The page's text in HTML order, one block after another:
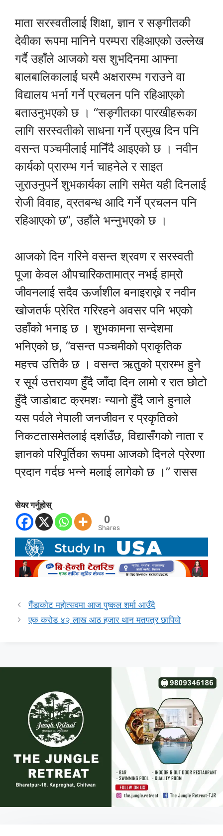
माता सरस्वतीलाई शिक्षा, ज्ञान र सङ्गीतकी
देवीका रूपमा मानिने परम्परा रहिआएको उल्लेख
गर्दै उहाँले आजको यस शुभदिनमा आफ्ना
बालबालिकालाई घरमै अक्षरारम्भ गराउने वा
विद्यालय भर्ना गर्ने प्रचलन पनि रहिआएको
बताउनुभएको छ । “सङ्गीतका पारखीहरूका
लागि सरस्वतीको साधना गर्ने प्रमुख दिन पनि
वसन्त पञ्चमीलाई मानिँदै आइएको छ । नवीन
कार्यको प्रारम्भ गर्न चाहनेले र साइत
जुराउनुपर्ने शुभकार्यका लागि समेत यही दिनलाई
रोजी विवाह, व्रतबन्ध आदि गर्ने प्रचलन पनि
रहिआएको छ”, उहाँले भन्नुभएको छ ।
आजको दिन गरिने वसन्त श्रवण र सरस्वती
पूजा केवल औपचारिकतामात्र नभई हाम्रो
जीवनलाई सदैव ऊर्जाशील बनाइराख्ने र नवीन
खोजतर्फ प्रेरित गरिरहने अवसर पनि भएको
उहाँको भनाइ छ । शुभकामना सन्देशमा
भनिएको छ, “वसन्त पञ्चमीको प्राकृतिक
महत्त्व उत्तिकै छ । वसन्त ऋतुको प्रारम्भ हुने
र सूर्य उत्तरायण हुँदै जाँदा दिन लामो र रात छोटो
हुँदै जाडोबाट क्रमशः न्यानो हुँदै जाने हुनाले
यस पर्वले नेपाली जनजीवन र प्रकृतिको
निकटतासमेतलाई दर्शाउँछ, विद्यासँगको नाता र
ज्ञानको परिपूर्तिका रूपमा आजको दिनले प्रेरणा
प्रदान गर्दछ भन्ने मलाई लागेको छ ।” रासस
सेयर गर्नुहोस्
0
Shares
गैँडाकोट महोत्सवमा आज पुष्कल शर्मा आउँदै
एक करोड ४२ लाख आठ हजार थान मतपत्र छापियो